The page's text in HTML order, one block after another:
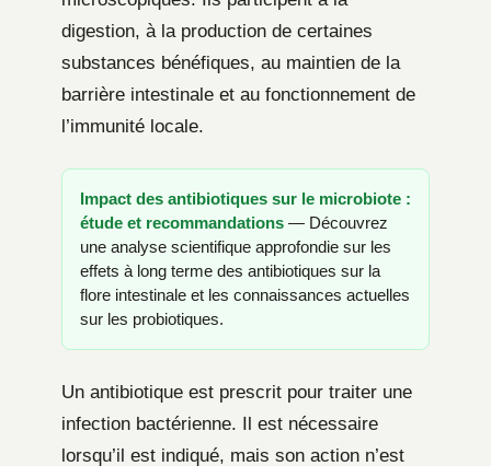
digestion, à la production de certaines
substances bénéfiques, au maintien de la
barrière intestinale et au fonctionnement de
l’immunité locale.
Impact des antibiotiques sur le microbiote :
étude et recommandations — Découvrez
une analyse scientifique approfondie sur les
effets à long terme des antibiotiques sur la
flore intestinale et les connaissances actuelles
sur les probiotiques.
Un antibiotique est prescrit pour traiter une
infection bactérienne. Il est nécessaire
lorsqu’il est indiqué, mais son action n’est